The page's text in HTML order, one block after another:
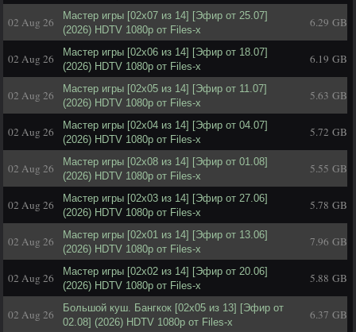
02 Aug 26
Мастер игры [02x07 из 14] [Эфир от 25.07]
(2026) HDTV 1080р от Files-x
6.29 GB
02 Aug 26
Мастер игры [02x06 из 14] [Эфир от 18.07]
(2026) HDTV 1080р от Files-x
6.19 GB
02 Aug 26
Мастер игры [02x05 из 14] [Эфир от 11.07]
(2026) HDTV 1080р от Files-x
5.63 GB
02 Aug 26
Мастер игры [02x04 из 14] [Эфир от 04.07]
(2026) HDTV 1080р от Files-x
5.72 GB
02 Aug 26
Мастер игры [02x08 из 14] [Эфир от 01.08]
(2026) HDTV 1080р от Files-x
5.55 GB
02 Aug 26
Мастер игры [02x03 из 14] [Эфир от 27.06]
(2026) HDTV 1080р от Files-x
5.78 GB
02 Aug 26
Мастер игры [02x01 из 14] [Эфир от 13.06]
(2026) HDTV 1080р от Files-x
7.96 GB
02 Aug 26
Мастер игры [02x02 из 14] [Эфир от 20.06]
(2026) HDTV 1080р от Files-x
5.88 GB
02 Aug 26
Большой куш. Бангкок [02x05 из 13] [Эфир от
02.08] (2026) HDTV 1080р от Files-x
6.37 GB